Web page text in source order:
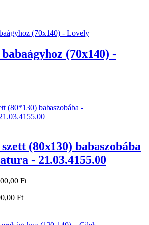
(70x140) -
(80x130) babaszobába
- 21.03.4155.00
Ft
Ft